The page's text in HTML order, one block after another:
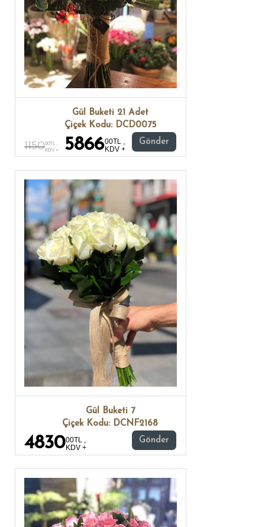
Gül Buketi 21 Adet
Çiçek Kodu: DCD0075
115000TL ,
KDV +
586600TL ,
KDV +
Gönder
Gül Buketi 7
Çiçek Kodu: DCNF2168
483000TL ,
KDV +
Gönder